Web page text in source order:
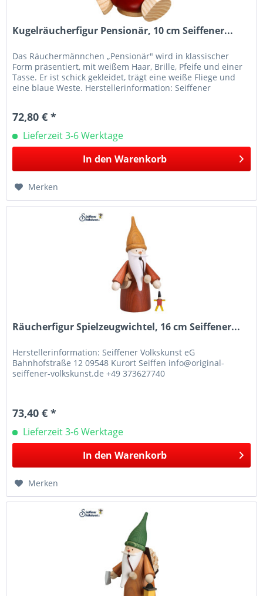
Kugelräucherfigur Pensionär, 10 cm Seiffener...
Das Räuchermännchen „Pensionär" wird in klassischer
Form präsentiert, mit weißem Haar, Brille, Pfeife und einer
Tasse. Er ist schick gekleidet, trägt eine weiße Fliege und
eine blaue Weste. Herstellerinformation: Seiffener
72,80 € *
Lieferzeit 3-6 Werktage
In den Warenkorb
Merken
Räucherfigur Spielzeugwichtel, 16 cm Seiffener...
Herstellerinformation: Seiffener Volkskunst eG
Bahnhofstraße 12 09548 Kurort Seiffen info@original-
seiffener-volkskunst.de +49 373627740
73,40 € *
Lieferzeit 3-6 Werktage
In den Warenkorb
Merken